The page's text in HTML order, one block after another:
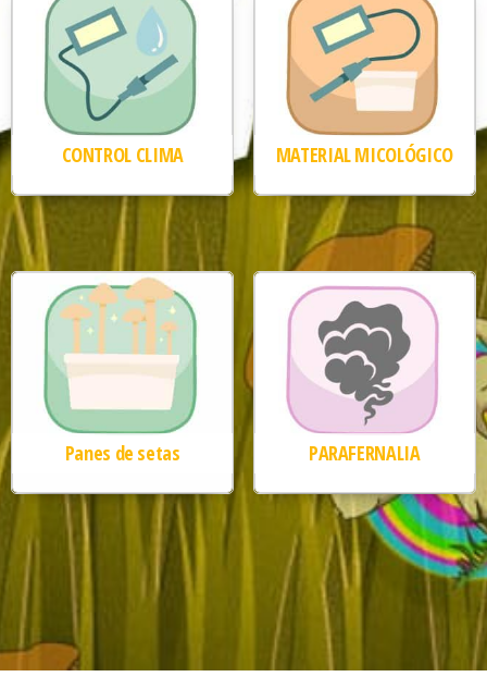
CONTROL CLIMA MATERIAL MICOLÓGICO
Panes de setas PARAFERNALIA